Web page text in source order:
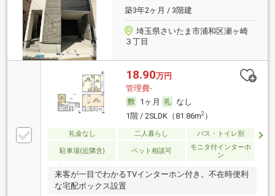
築3年2ヶ月 / 3階建
埼玉県さいたま市浦和区瀬ヶ崎
３丁目
18.90万円
管理費-
1ヶ月
なし
1階 / 2SLDK（81.86m2）
礼金なし 二人暮らし バス・トイレ別
駐車場(近隣含) ペット相談可
モニタ付インターホ
ン
来客が一目でわかるTVインターホン付き。不在時便利
な宅配ボックス設置